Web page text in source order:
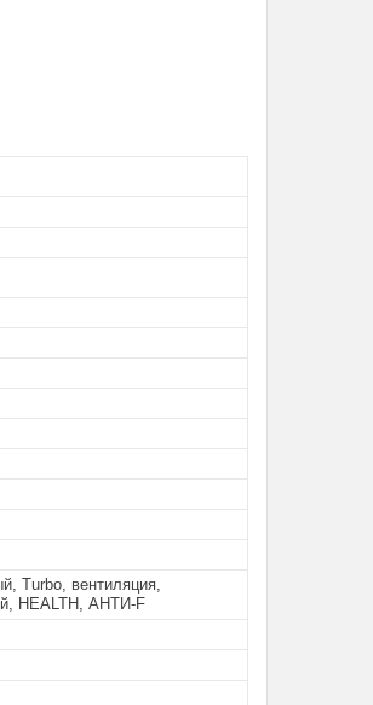
Turbo, вентиляция,
HEALTH, АНТИ-F